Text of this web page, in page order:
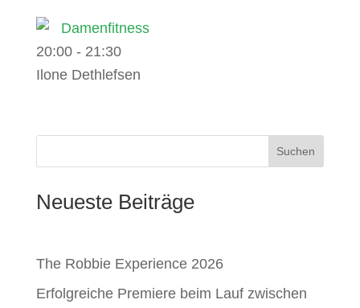
Damenfitness
20:00- 21:30
Ilone Dethlefsen
Suchen
Neueste Beiträge
The Robbie Experience 2026
Erfolgreiche Premiere beim Lauf zwischen